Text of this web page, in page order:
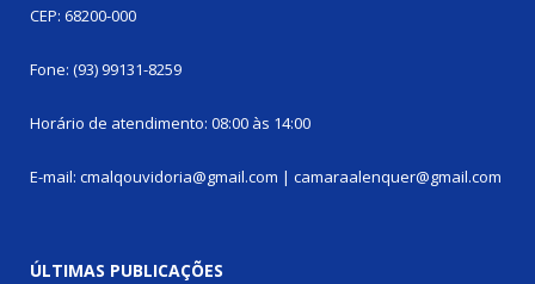
CEP: 68200-000
Fone: (93) 99131-8259
Horário de atendimento: 08:00 às 14:00
E-mail: cmalqouvidoria@gmail.com | camaraalenquer@gmail.com
ÚLTIMAS PUBLICAÇÕES